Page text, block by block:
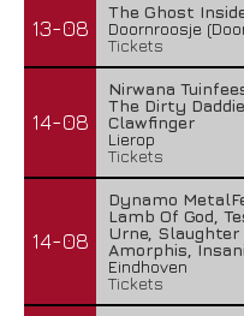
13-08
The Ghost
Doornroosje
Tickets
14-08
Nirwana
The Dirty
Clawfinger
Lierop
Tickets
14-08
Dynamo
Lamb Of God,
Urne, Slaughter
Amorphis,
Eindhoven
Tickets